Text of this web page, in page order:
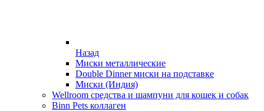
Назад
Миски металлические
Double Dinner миски на подставке
Миски (Индия)
Wellroom средства и шампуни для кошек и собак
Binn Pets коллаген